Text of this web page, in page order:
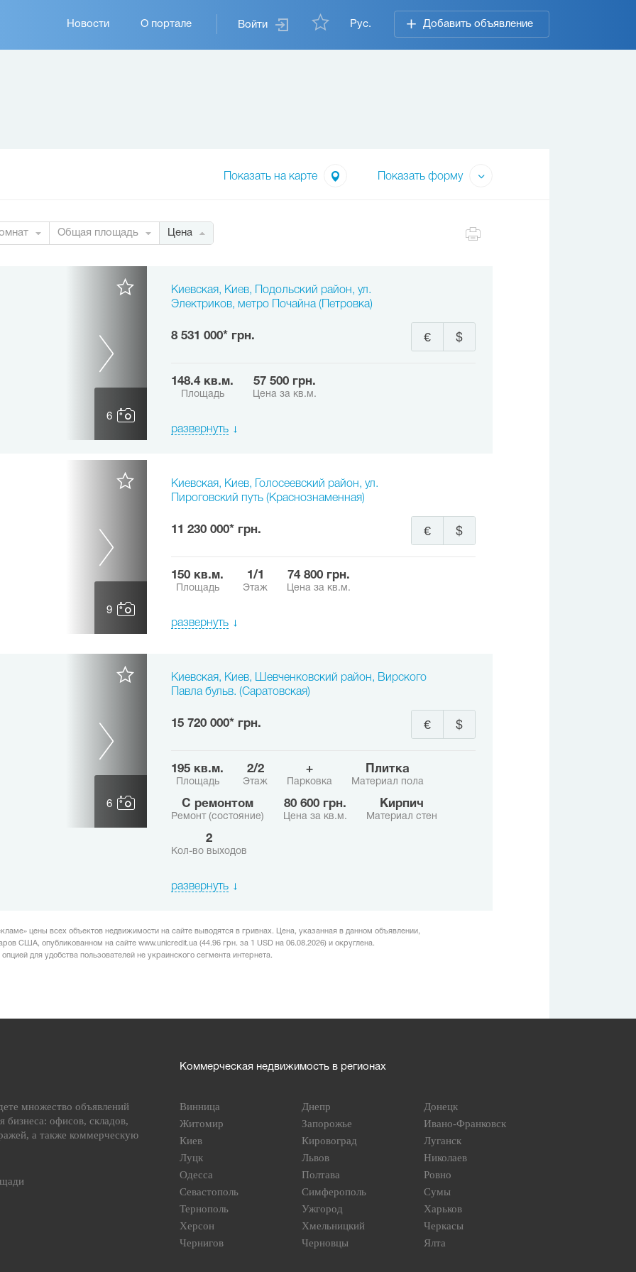
Войти Рус. Добавить объявление
Основная
навигация
Новости О портале
Показать на карте Показать форму
Общая площадь Цена
6
Киевская, Киев, Подольский район, ул.
Электриков, метро Почайна (Петровка)
8 531 000* грн. $
€
148.4 кв.м.
Площадь
57 500 грн.
Цена за кв.м.
развернуть
9
Киевская, Киев, Голосеевский район, ул.
Пироговский путь (Краснознаменная)
11 230 000* грн. $
€
150 кв.м.
Площадь
1/1
Этаж
74 800 грн.
Цена за кв.м.
развернуть
6
Киевская, Киев, Шевченковский район, Вирского
Павла бульв. (Саратовская)
15 720 000* грн. $
€
195 кв.м.
Площадь
2/2
Этаж
+
Парковка
Плитка
Материал пола
с ремонтом
Ремонт (состояние)
80 600 грн.
Цена за кв.м.
Кирпич
Материал стен
2
Кол-во выходов
развернуть
цены всех объектов недвижимости на сайте выводятся в гривнах. Цена, указанная в данном объявлении,
США, опубликованном на сайте www.unicredit.ua (44.96 грн. за 1 USD на 06.08.2026) и округлена.
для удобства пользователей не украинского сегмента интернета.
множество объявлений
бизнеса: офисов, складов,
а также коммерческую
Коммерческая недвижимость в регионах
Винница Днепр
Донецк
Житомир
Запорожье
Ивано-Франковск
Киев
Кировоград
Луганск
Луцк
Львов
Николаев
Одесса
Полтава
Ровно
Севастополь
Симферополь
Сумы
Тернополь
Ужгород
Харьков
Херсон
Хмельницкий
Черкасы
Чернигов
Черновцы Ялта